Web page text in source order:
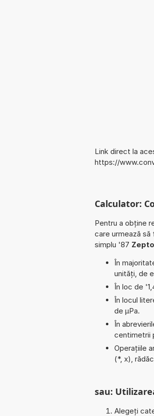
Link direct la
https://
Calculator:
Pentru a obține
care urmează
simplu '87 Zepto
În
unități, de
În loc de
În locul
de µPa.
În
centimetrii
Operațiile
(*, x),
sau:
Alegeți